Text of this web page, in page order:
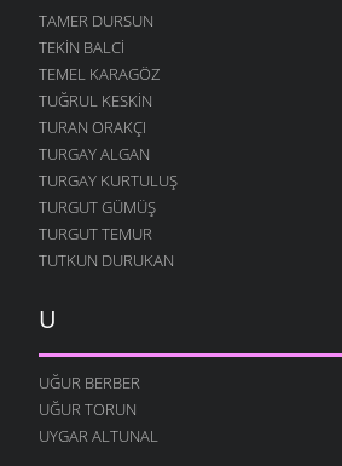
DUY SESIMI KARADENIZ
17 TEMMUZ 2007
ALDANMA SAKIN
6 TEMMUZ 2007
KAPTIRDIM SENI
4 TEMMUZ 2007
İKI YÜREK
28 HAZIRAN 2007
YÜREĞIM İŞGAL ALTINDA
DÜŞE KALDIK
19 HAZIRAN 2007
MIŞLI MUŞLU HAYATIM
4 HAZIRAN 2007
TAMER DURSUN
TEKIN BALCI
TEMEL KARAGÖZ
TUĞRUL KESKIN
TURAN ORAKÇI
TURGAY ALGAN
TURGAY KURTULUŞ
TURGUT GÜMÜŞ
TURGUT TEMUR
TUTKUN DURUKAN
U
UĞUR BERBER
UĞUR TORUN
UYGAR ALTUNAL